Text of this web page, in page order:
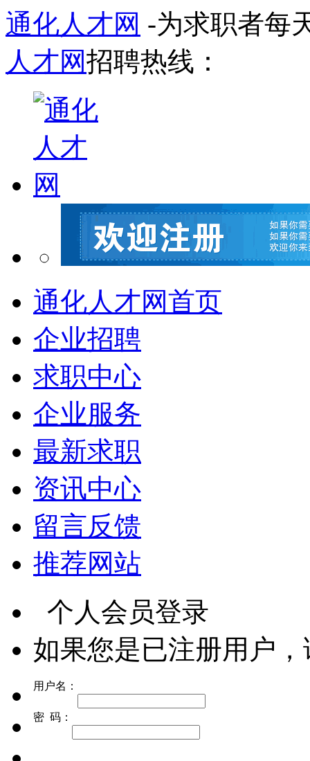
通化人才网 -为求职者每
人才网招聘热线：
通化人才网首页
企业招聘
求职中心
企业服务
最新求职
资讯中心
留言反馈
推荐网站
个人会员登录
如果您是已注册用户
用户名：
密 码：